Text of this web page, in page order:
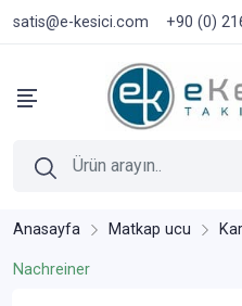
satis@e-kesici.com +90 (0)
Anasayfa Matkap ucu
Nachreiner